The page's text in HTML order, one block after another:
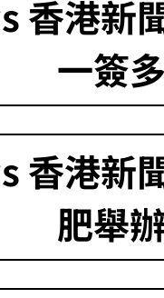
香港新
一簽
香港新
肥舉